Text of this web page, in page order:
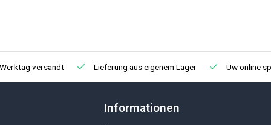
versandt Lieferung aus eigenem Lager Uw online
Informationen